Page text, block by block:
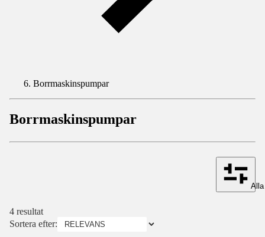
Borrmaskinspumpar
Borrmaskinspumpar
4 resultat
Sortera efter: